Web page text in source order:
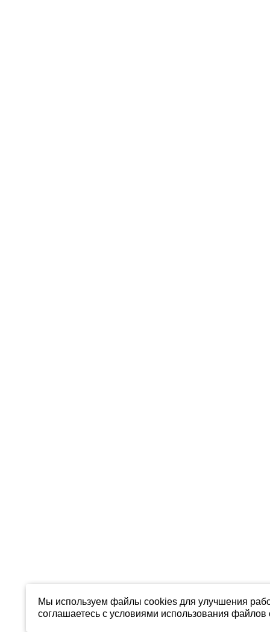
Мы используем файлы cookies для улучшения
соглашаетесь с условиями использования файлов